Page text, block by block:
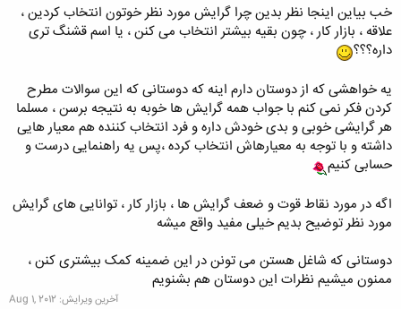
خب بیاین اینجا نظر بدین چرا گرایش مورد نظر خوتون انتخاب کردین ،
علاقه ، بازار کار ، چون بقیه بیشتر انتخاب می کنن ، یا اسم قشنگ تری
داره؟؟؟
یه خواهشی که از دوستان دارم اینه که دوستانی که این سوالات مطرح
کردن فکر نمی کنم با جواب همه گرایش ها خوبه به نتیجه برسن ، مسلما
هر گرایشی خوبی و بدی خودش داره و فرد انتخاب کننده هم معیار هایی
داشته و با توجه به معیارهاش انتخاب کرده ،پس یه راهنمایی درست و
حسابی کنیم
اگه در مورد نقاط قوت و ضعف گرایش ها ، بازار کار ، توانایی های گرایش
مورد نظر توضیح بدیم خیلی مفید واقع میشه
دوستانی که شاغل هستن می تونن در این ضمینه کمک بیشتری کنن ،
ممنون میشیم نظرات این دوستان هم بشنویم
آخرین ویرایش: Aug 1, 2012